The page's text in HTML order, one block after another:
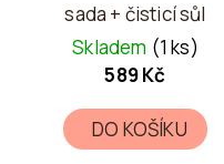
sada + čisticí sůl
Skladem (1 ks)
589 Kč
DO KOŠÍKU